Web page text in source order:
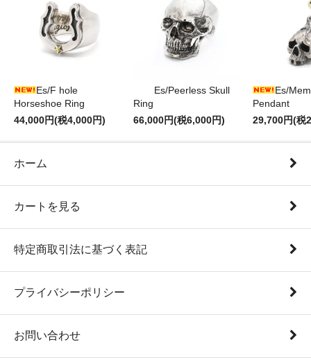
Es/F hole
Horseshoe Ring
44,000円(税4,000円)
Es/Peerless Skull
Ring
66,000円(税6,000円)
Es/
Pendant
29,700円(税
ホーム
カートを見る
特定商取引法に基づく表記
プライバシーポリシー
お問い合わせ